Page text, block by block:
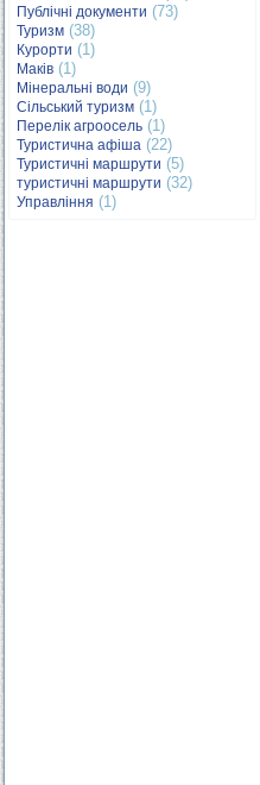
Публічні документи (73)
Туризм (38)
Курорти (1)
Маків (1)
Мінеральні води (9)
Сільський туризм (1)
Перелік агроосель (1)
Туристична афіша (22)
Туристичні маршрути (5)
туристичні маршрути (32)
Управління (1)